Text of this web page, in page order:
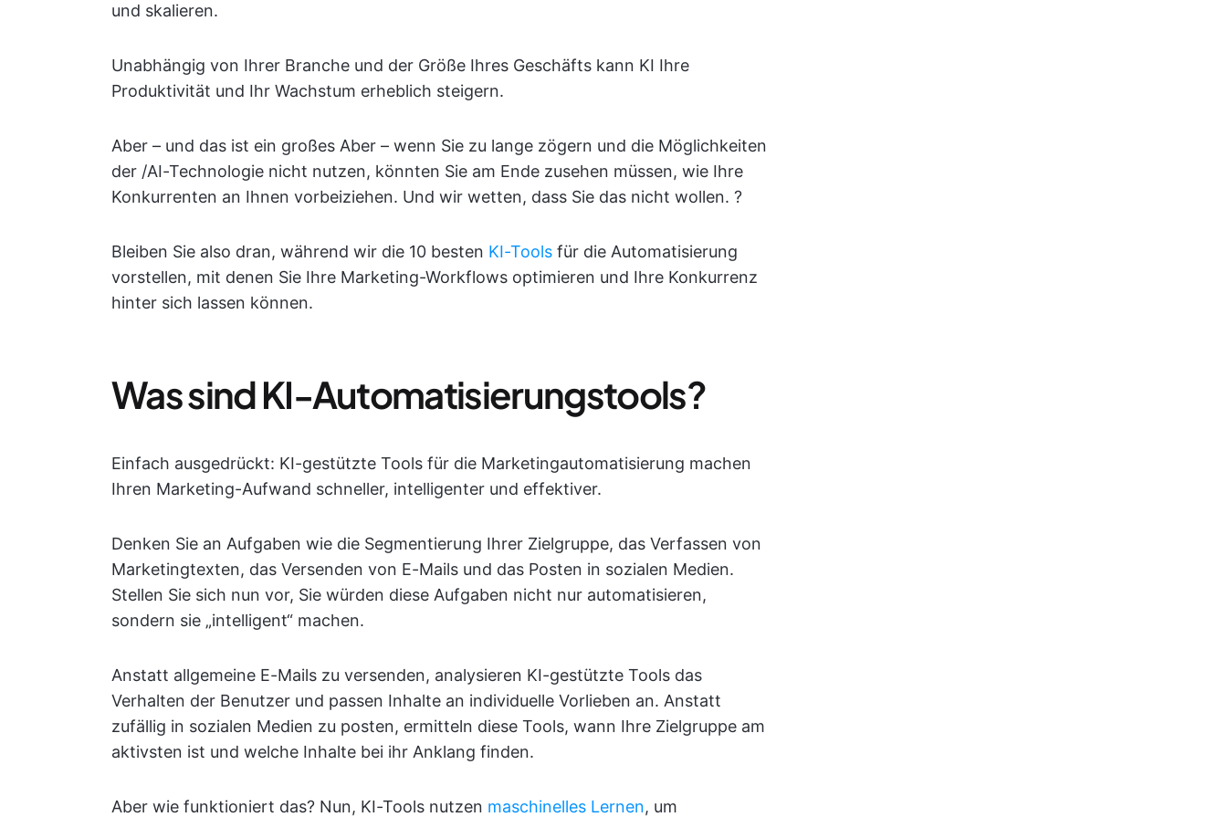
und skalieren.
Unabhängig von Ihrer Branche und der Größe Ihres Geschäfts kann KI Ihre
Produktivität und Ihr Wachstum erheblich steigern.
Aber – und das ist ein großes Aber – wenn Sie zu lange zögern und die Möglichkeiten
der /AI-Technologie nicht nutzen, könnten Sie am Ende zusehen müssen, wie Ihre
Konkurrenten an Ihnen vorbeiziehen. Und wir wetten, dass Sie das nicht wollen. ?️
Bleiben Sie also dran, während wir die 10 besten KI-Tools für die Automatisierung
vorstellen, mit denen Sie Ihre Marketing-Workflows optimieren und Ihre Konkurrenz
hinter sich lassen können.
Was sind KI-Automatisierungstools?
Einfach ausgedrückt: KI-gestützte Tools für die Marketingautomatisierung machen
Ihren Marketing-Aufwand schneller, intelligenter und effektiver.
Denken Sie an Aufgaben wie die Segmentierung Ihrer Zielgruppe, das Verfassen von
Marketingtexten, das Versenden von E-Mails und das Posten in sozialen Medien.
Stellen Sie sich nun vor, Sie würden diese Aufgaben nicht nur automatisieren,
sondern sie „intelligent“ machen.
Anstatt allgemeine E-Mails zu versenden, analysieren KI-gestützte Tools das
Verhalten der Benutzer und passen Inhalte an individuelle Vorlieben an. Anstatt
zufällig in sozialen Medien zu posten, ermitteln diese Tools, wann Ihre Zielgruppe am
aktivsten ist und welche Inhalte bei ihr Anklang finden.
Aber wie funktioniert das? Nun, KI-Tools nutzen maschinelles Lernen, um